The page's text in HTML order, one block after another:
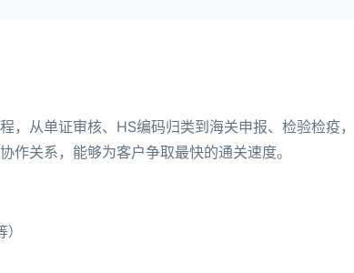
，从单证审核、HS编码归类到海关申报、检验检疫
关系，能够为客户争取最快的通关速度。